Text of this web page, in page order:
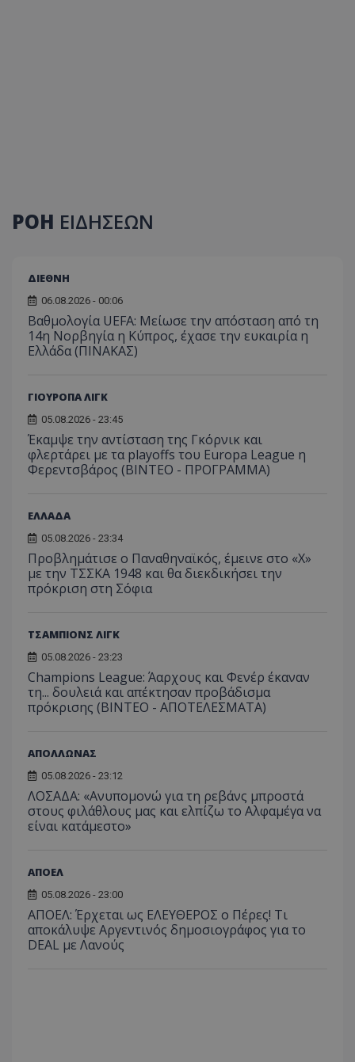
ΡΟΗ ΕΙΔΗΣΕΩΝ
ΔΙΕΘΝΗ
06.08.2026 - 00:06
Βαθμολογία UEFA: Μείωσε την απόσταση από τη
14η Νορβηγία η Κύπρος, έχασε την ευκαιρία η
Ελλάδα (ΠΙΝΑΚΑΣ)
ΓΙΟΥΡΟΠΑ ΛΙΓΚ
05.08.2026 - 23:45
Έκαμψε την αντίσταση της Γκόρνικ και
φλερτάρει με τα playoffs του Europa League η
Φερεντσβάρος (ΒΙΝΤΕΟ - ΠΡΟΓΡΑΜΜΑ)
ΕΛΛΑΔΑ
05.08.2026 - 23:34
Προβλημάτισε ο Παναθηναϊκός, έμεινε στο «Χ»
με την ΤΣΣΚΑ 1948 και θα διεκδικήσει την
πρόκριση στη Σόφια
ΤΣΑΜΠΙΟΝΣ ΛΙΓΚ
05.08.2026 - 23:23
Champions League: Άαρχους και Φενέρ έκαναν
τη... δουλειά και απέκτησαν προβάδισμα
πρόκρισης (ΒΙΝΤΕΟ - ΑΠΟΤΕΛΕΣΜΑΤΑ)
ΑΠΟΛΛΩΝΑΣ
05.08.2026 - 23:12
ΛΟΣΑΔΑ: «Ανυπομονώ για τη ρεβάνς μπροστά
στους φιλάθλους μας και ελπίζω το Αλφαμέγα να
είναι κατάμεστο»
ΑΠΟΕΛ
05.08.2026 - 23:00
ΑΠΟΕΛ: Έρχεται ως ΕΛΕΥΘΕΡΟΣ ο Πέρες! Τι
αποκάλυψε Αργεντινός δημοσιογράφος για το
DEAL με Λανούς